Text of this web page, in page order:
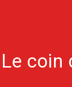
Le coin